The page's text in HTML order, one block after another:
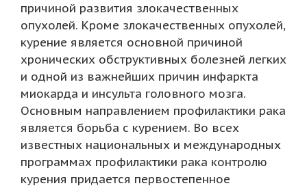
причиной развития злокачественных
опухолей. Кроме злокачественных опухолей,
курение является основной причиной
хронических обструктивных болезней легких
и одной из важнейших причин инфаркта
миокарда и инсульта головного мозга.
Основным направлением профилактики рака
является борьба с курением. Во всех
известных национальных и международных
программах профилактики рака контролю
курения придается первостепенное